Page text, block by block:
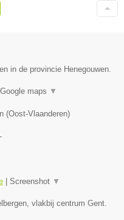
in de provincie Henegouwen.
Google maps ▼
(Oost-Vlaanderen)
-
Screenshot ▼
vlakbij centrum Gent.